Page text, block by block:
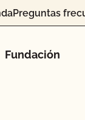
Preguntas
Fundación